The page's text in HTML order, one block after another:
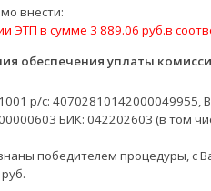
внести:
ЭТП в сумме 3 889.06 руб.в
обеспечения уплаты
р/c:
БИК: 042202603 (в том
победителем процедуры, с